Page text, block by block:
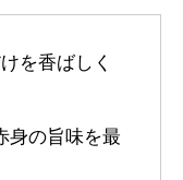
を香ばしく
身の旨味を最